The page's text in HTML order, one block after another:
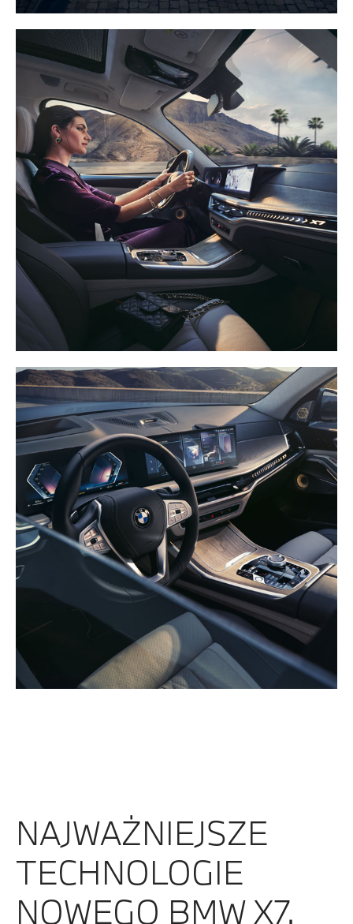
NAJWAŻNIEJSZE
TECHNOLOGIE
NOWEGO BMW X7.